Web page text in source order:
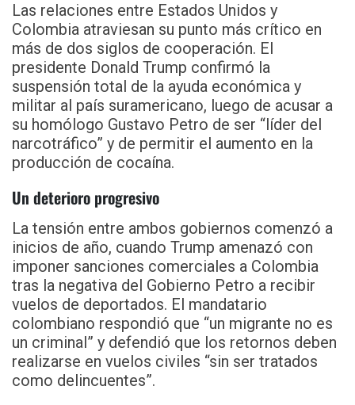
Las relaciones entre Estados Unidos y
Colombia atraviesan su punto más crítico en
más de dos siglos de cooperación. El
presidente Donald Trump confirmó la
suspensión total de la ayuda económica y
militar al país suramericano, luego de acusar a
su homólogo Gustavo Petro de ser “líder del
narcotráfico” y de permitir el aumento en la
producción de cocaína.
Un deterioro progresivo
La tensión entre ambos gobiernos comenzó a
inicios de año, cuando Trump amenazó con
imponer sanciones comerciales a Colombia
tras la negativa del Gobierno Petro a recibir
vuelos de deportados. El mandatario
colombiano respondió que “un migrante no es
un criminal” y defendió que los retornos deben
realizarse en vuelos civiles “sin ser tratados
como delincuentes”.